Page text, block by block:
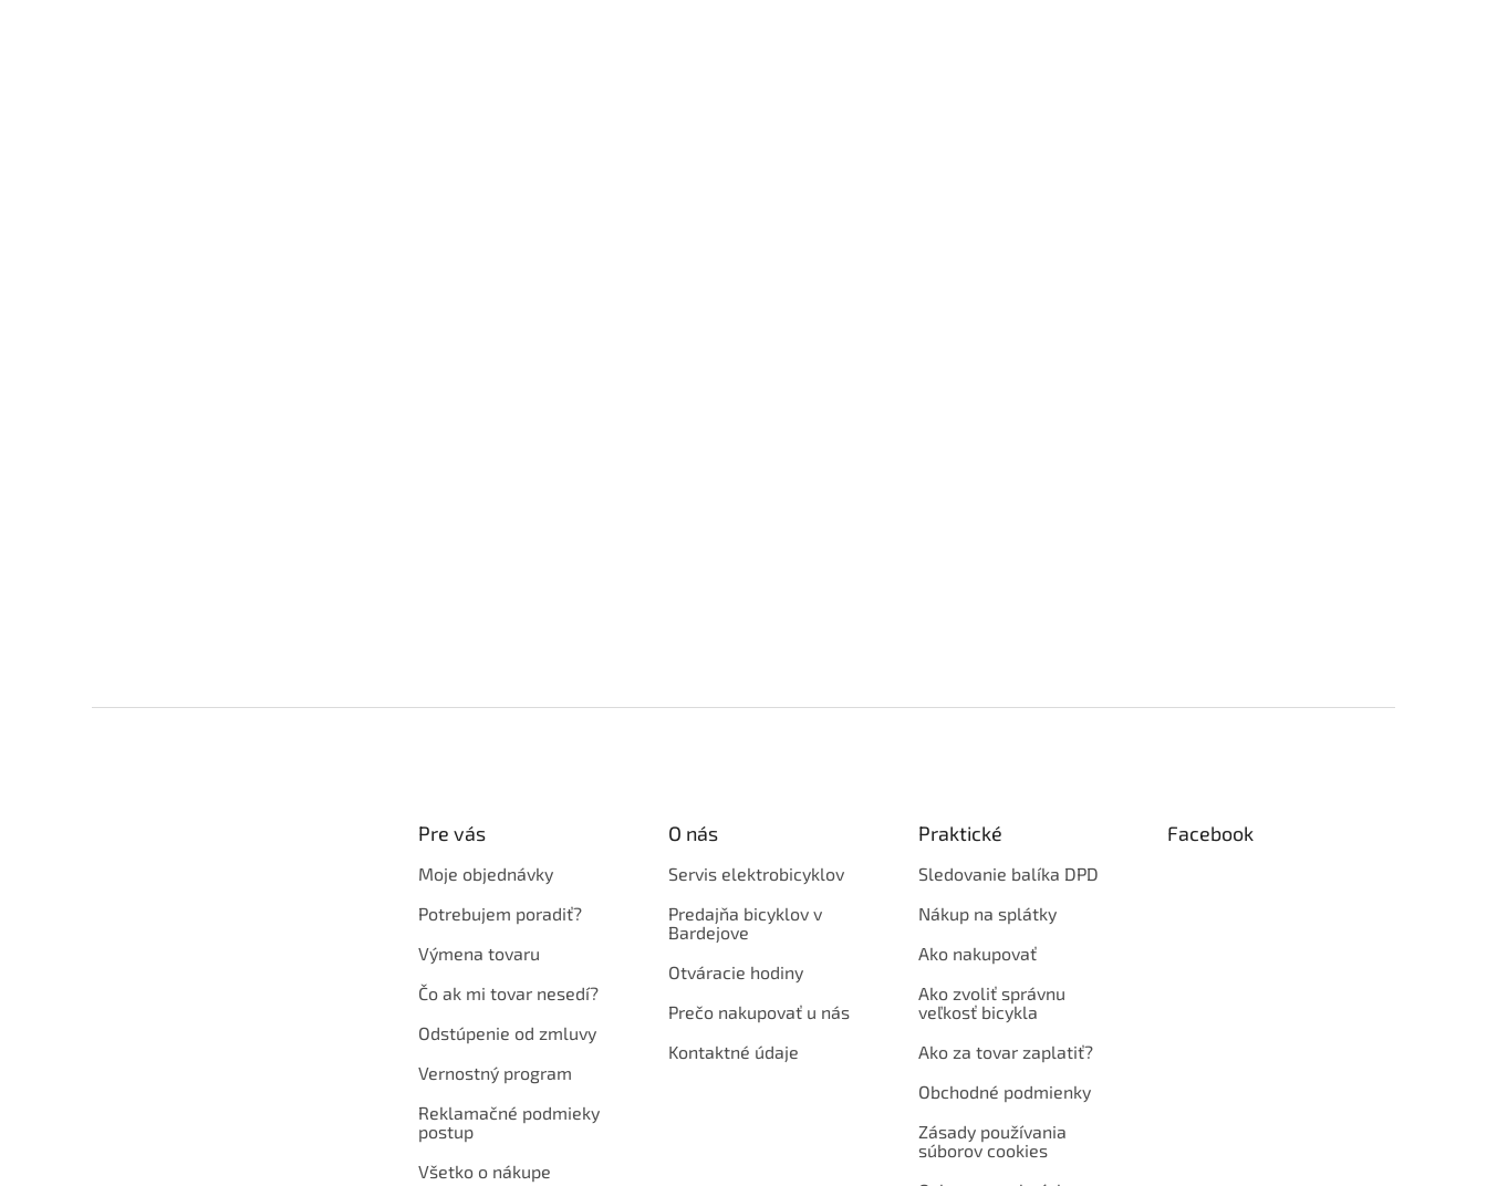
Pre vás
Moje objednávky
Potrebujem poradiť?
Výmena tovaru
Čo ak mi tovar nesedí?
Odstúpenie od zmluvy
Vernostný program
Reklamačné podmieky
postup
Všetko o nákupe
O nás
Servis elektrobicyklov
Predajňa bicyklov v
Bardejove
Otváracie hodiny
Prečo nakupovať u nás
Kontaktné údaje
Praktické
Sledovanie balíka DPD
Nákup na splátky
Ako nakupovať
Ako zvoliť správnu
veľkosť bicykla
Ako za tovar zaplatiť?
Obchodné podmienky
Zásady používania
súborov cookies
Facebook